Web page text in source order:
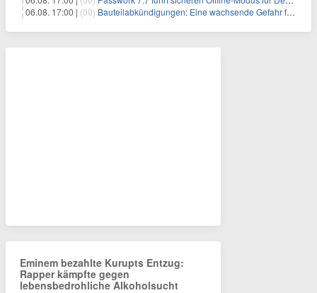
06.08. 17:00 | (00) Bauteilabkündigungen: Eine wachsende Gefahr für industrielle Elektroniksysteme
Eminem bezahlte Kurupts Entzug:
Rapper kämpfte gegen
lebensbedrohliche Alkoholsucht